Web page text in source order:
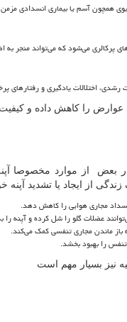
همچون آسم یا بیماری انسدادی
پرکالری می‌شود که می‌تواند منجر به
اختلالات یادگیری و رفتارهای
را کاهش داده و کیفیت
بعض از موارد مخصوصا
از ایجاد یا تشدید آپنه
مجاری هوایی را کاهش دهد.
عضلات گلو را شل کرده و آپنه را
باز ماندن مجاری تنفسی کمک می‌کند.
را بهبود بخشد.
نیز بسیار مهم است